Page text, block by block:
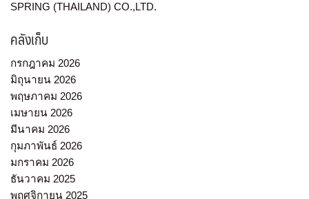
SPRING (THAILAND) CO.,LTD.
คลังเก็บ
กรกฎาคม 2026
มิถุนายน 2026
พฤษภาคม 2026
เมษายน 2026
มีนาคม 2026
กุมภาพันธ์ 2026
มกราคม 2026
ธันวาคม 2025
พฤศจิกายน 2025